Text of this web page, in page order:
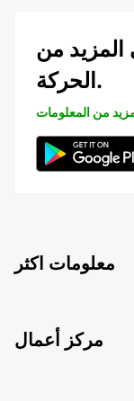
من
الحركة.
من المعلومات
معلومات اكثر
مركز أعمال